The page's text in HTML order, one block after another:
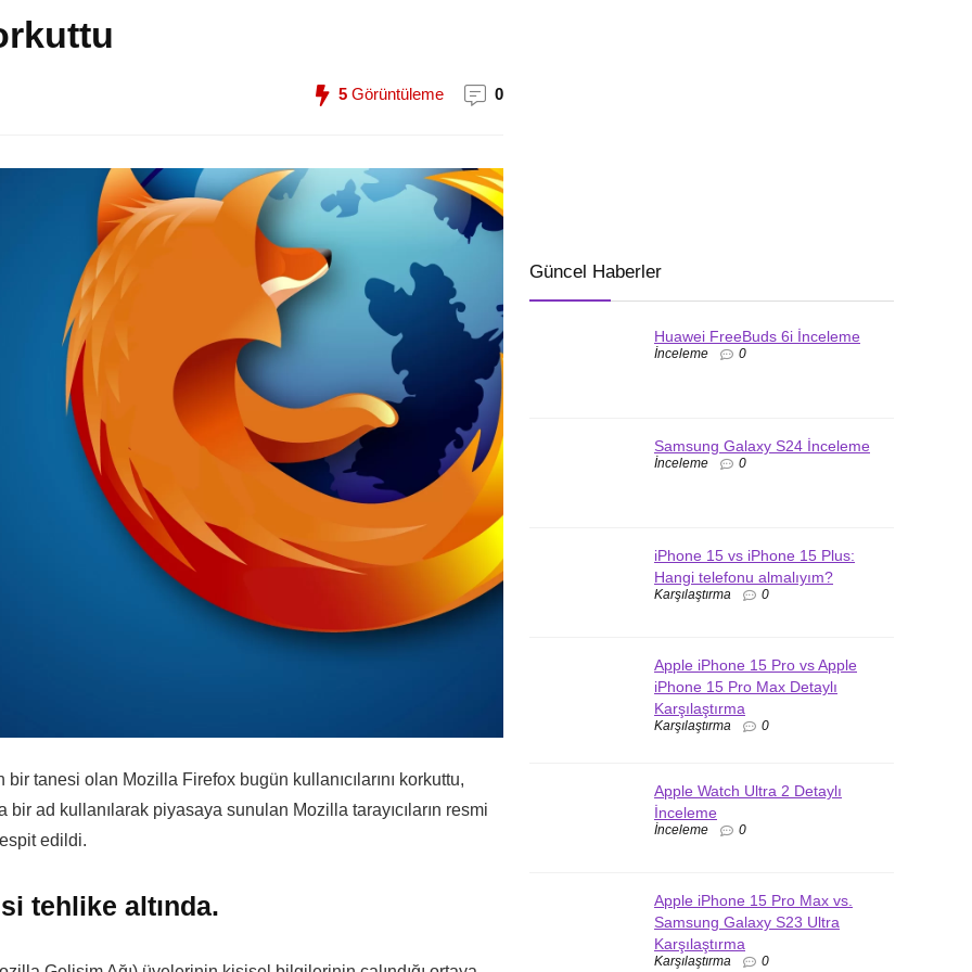
5 Görüntüleme 0
tanesi olan Mozilla Firefox bugün kullanıcılarını korkuttu,
ad kullanılarak piyasaya sunulan Mozilla tarayıcıların resmi
edildi.
tehlike altında.
Güncel Haberler
Huawei FreeBuds 6i İnceleme
İnceleme 0
Samsung Galaxy S24 İnceleme
İnceleme 0
iPhone 15 vs iPhone 15 Plus:
Hangi telefonu almalıyım?
Karşılaştırma 0
Apple iPhone 15 Pro vs Apple
iPhone 15 Pro Max Detaylı
Karşılaştırma
Karşılaştırma 0
Apple Watch Ultra 2 Detaylı
İnceleme
İnceleme 0
Apple iPhone 15 Pro Max vs.
Samsung Galaxy S23 Ultra
Karşılaştırma
Karşılaştırma 0